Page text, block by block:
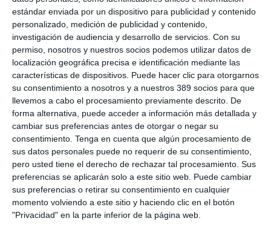
estándar enviada por un dispositivo para publicidad y contenido
personalizado, medición de publicidad y contenido,
investigación de audiencia y desarrollo de servicios. Con su
permiso, nosotros y nuestros socios podemos utilizar datos de
localización geográfica precisa e identificación mediante las
características de dispositivos. Puede hacer clic para otorgarnos
su consentimiento a nosotros y a nuestros 389 socios para que
llevemos a cabo el procesamiento previamente descrito. De
forma alternativa, puede acceder a información más detallada y
cambiar sus preferencias antes de otorgar o negar su
consentimiento. Tenga en cuenta que algún procesamiento de
sus datos personales puede no requerir de su consentimiento,
pero usted tiene el derecho de rechazar tal procesamiento. Sus
preferencias se aplicarán solo a este sitio web. Puede cambiar
sus preferencias o retirar su consentimiento en cualquier
momento volviendo a este sitio y haciendo clic en el botón
"Privacidad" en la parte inferior de la página web.
aportación inicial desde 600 euros con la posibilidad de realizar
aportaciones adicionales. Este producto incorpora un capital
adicional en caso de fallecimiento del asegurado.
Si quiere recibir diariamente y GRATIS noticias como
esta, pinche aquí
LO ÚLTIMO
Reale asegura la 72ª edición del Festival Internacional de Teatro
Clásico de Mérida
Aún quedan reglamentos pendientes para completar la Ley
Swiss Re aumenta su beneficio neto un 9% hasta los 2.800
millones de dólares en el primer semestre
Avanza: "El seguro continúa canalizando el ahorro de las